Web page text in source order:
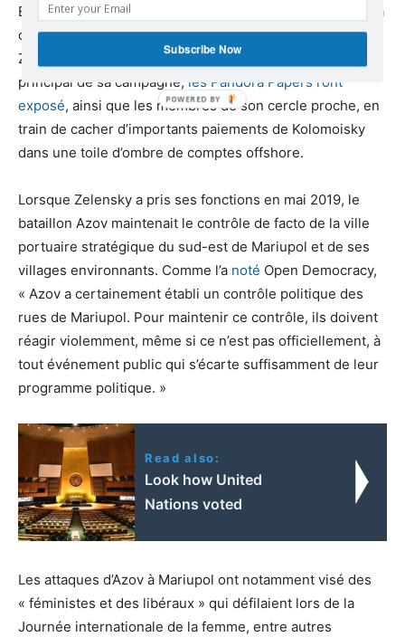
En 2019, Kolomoisky est devenu le principal soutien de la
candidature présidentielle de Zelensky. Bien que
Zelensky ait fait de la lutte contre la corruption le thème
principal de sa campagne, les Pandora Papers l’ont
exposé, ainsi que les membres de son cercle proche, en
train de cacher d’importants paiements de Kolomoisky
dans une toile d’ombre de comptes offshore.
Lorsque Zelensky a pris ses fonctions en mai 2019, le
bataillon Azov maintenait le contrôle de facto de la ville
portuaire stratégique du sud-est de Mariupol et de ses
villages environnants. Comme l’a noté Open Democracy,
« Azov a certainement établi un contrôle politique des
rues de Mariupol. Pour maintenir ce contrôle, ils doivent
réagir violemment, même si ce n’est pas officiellement, à
tout événement public qui s’écarte suffisamment de leur
programme politique. »
Read also:
Look how United
Nations voted
Les attaques d’Azov à Mariupol ont notamment visé des
« féministes et des libéraux » qui défilaient lors de la
Journée internationale de la femme, entre autres
Subscribe Now